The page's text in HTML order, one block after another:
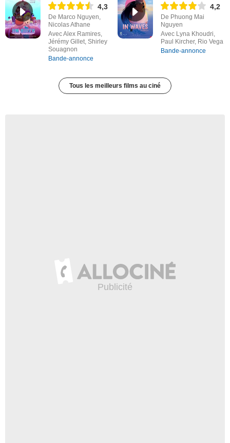
4,3
De Marco Nguyen,
Nicolas Athane
Avec Alex Ramires,
Jérémy Gillet, Shirley
Souagnon
Bande-annonce
4,2
De Phuong Mai
Nguyen
Avec Lyna Khoudri,
Paul Kircher, Rio Vega
Bande-annonce
Tous les meilleurs films au ciné